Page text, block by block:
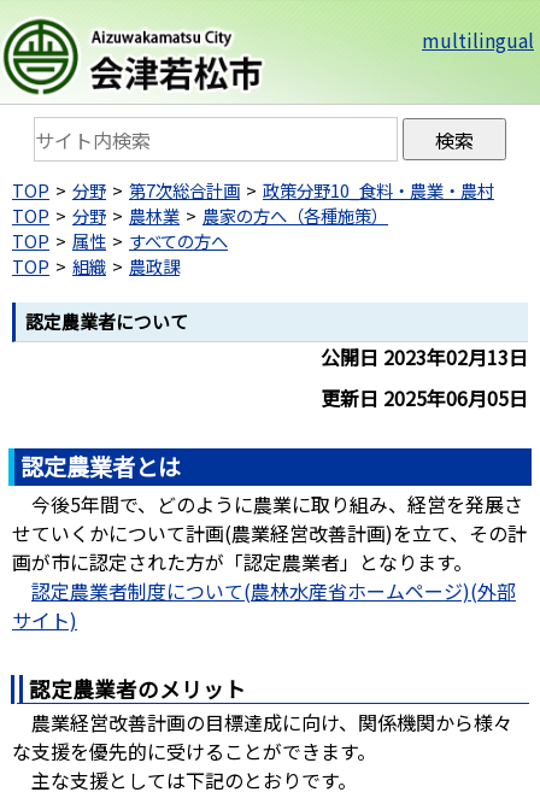
multilingual
TOP 分野 第7次総合計画
政策分野10_食料・農業・農村
TOP
分野 農林業
農家の方へ（各種施策）
TOP
属性
すべての方へ
TOP
組織 農政課
認定農業者について
公開日 2023年02月13日
更新日 2025年06月05日
認定農業者とは
今後5年間で、どのように農業に取り組み、経営を発展さ
せていくかについて計画(農業経営改善計画)を立て、その計
画が市に認定された方が「認定農業者」となります。
認定農業者制度について(農林水産省ホームページ)(外部
サイト)
認定農業者のメリット
農業経営改善計画の目標達成に向け、関係機関から様々
な支援を優先的に受けることができます。
主な支援としては下記のとおりです。